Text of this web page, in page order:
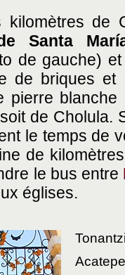
kilomètres de
Santa
de gauche)
de briques et
pierre blanche
de Cholula.
le temps de
de
le bus entre
églises.